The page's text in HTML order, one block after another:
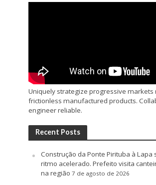
Uniquely strategize progressive markets
frictionless manufactured products.
engineer reliable.
Recent Posts
Construção da Ponte Pirituba à Lapa
ritmo acelerado. Prefeito visita
na região 7 de agosto de 2026